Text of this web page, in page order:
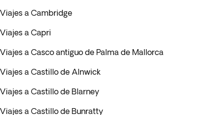
Viajes a Cambridge
Viajes a Capri
Viajes a Casco antiguo de Palma de Mallorca
Viajes a Castillo de Alnwick
Viajes a Castillo de Blarney
Viajes a Castillo de Bunratty